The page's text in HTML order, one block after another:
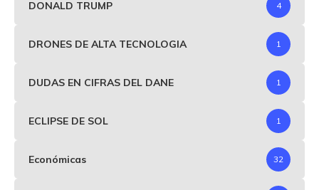
DONALD TRUMP 4
DRONES DE ALTA TECNOLOGIA 1
DUDAS EN CIFRAS DEL DANE 1
ECLIPSE DE SOL 1
Económicas 32